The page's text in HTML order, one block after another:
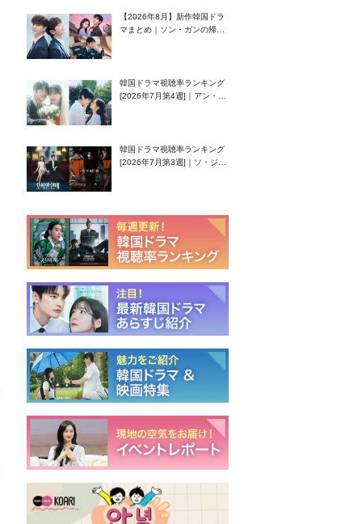
【2026年8月】新作韓国ドラ
マまとめ｜ソン・ガンの帰
韓国ドラマ視聴率ランキング
[2026年7月第4週]｜アン・ヒ
韓国ドラマ視聴率ランキング
[2026年7月第3週]｜ソ・ジソ